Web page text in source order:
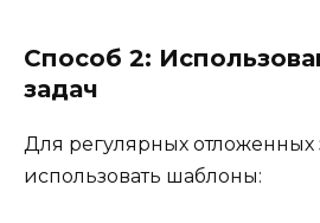
Способ 2:
задач
Для регулярных отложенных
использовать шаблоны: